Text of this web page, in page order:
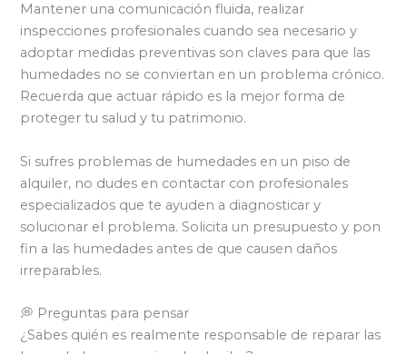
Mantener una comunicación fluida, realizar
inspecciones profesionales cuando sea necesario y
adoptar medidas preventivas son claves para que las
humedades no se conviertan en un problema crónico.
Recuerda que actuar rápido es la mejor forma de
proteger tu salud y tu patrimonio.
Si sufres problemas de humedades en un piso de
alquiler, no dudes en contactar con profesionales
especializados que te ayuden a diagnosticar y
solucionar el problema. Solicita un presupuesto y pon
fin a las humedades antes de que causen daños
irreparables.
💭 Preguntas para pensar
¿Sabes quién es realmente responsable de reparar las